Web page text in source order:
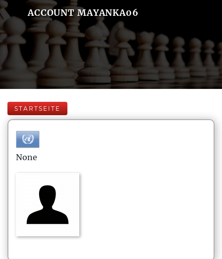
ACCOUNT MAYANKA06
STARTSEITE
None